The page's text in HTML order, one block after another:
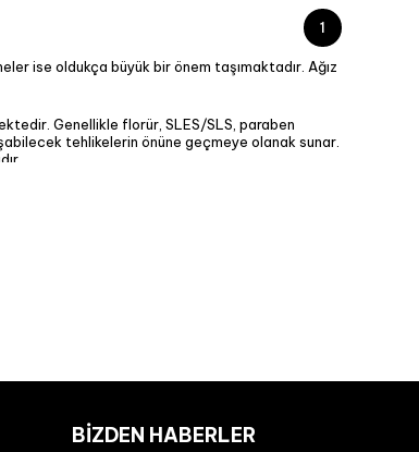
1
ise oldukça büyük bir önem taşımaktadır. Ağız
Genellikle florür, SLES/SLS, paraben
tehlikelerin önüne geçmeye olanak sunar.
sonra adeta vazgeçilmez bir parçanız
diş macunu faydalarını detaylarıyla
Ayrıca İçeriğinde farklı tür doğal aromalar
BIZDEN HABERLER